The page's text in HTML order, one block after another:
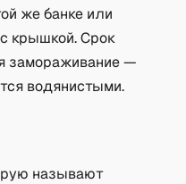
же банке или
крышкой. Срок
замораживание —
водянистыми.
называют